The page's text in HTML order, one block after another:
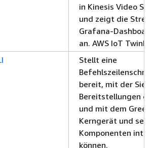
in Kinesis Video
und zeigt die
Grafana-
an. AWS IoT
Stellt eine
bereit, mit der Sie
Bereitstellungen
und mit dem
Kerngerät und
Komponenten
können.